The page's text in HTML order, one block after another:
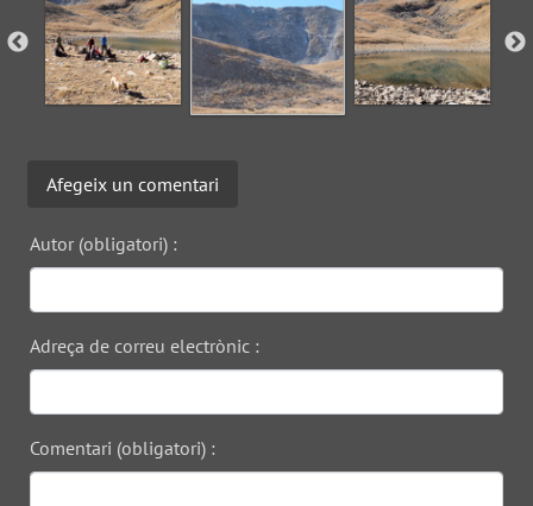
Afegeix un comentari
Autor (obligatori) :
Adreça de correu electrònic :
Comentari (obligatori) :